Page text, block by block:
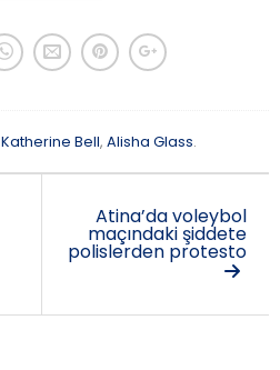
Katherine Bell, Alisha Glass.
Atina’da voleybol
maçındaki şiddete
polislerden protesto